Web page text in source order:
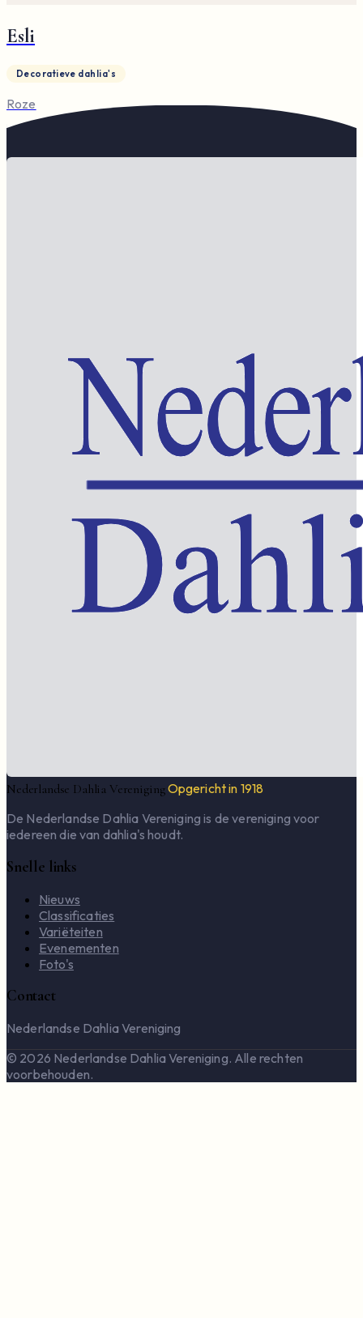
Esli
Decoratieve dahlia's
Roze
Nederlandse Dahlia VerenigingOpgericht in 1918
De Nederlandse Dahlia Vereniging is de vereniging voor
iedereen die van dahlia's houdt.
Snelle links
Nieuws
Classificaties
Variëteiten
Evenementen
Foto's
Contact
Nederlandse Dahlia Vereniging
© 2026 Nederlandse Dahlia Vereniging. Alle rechten
voorbehouden.